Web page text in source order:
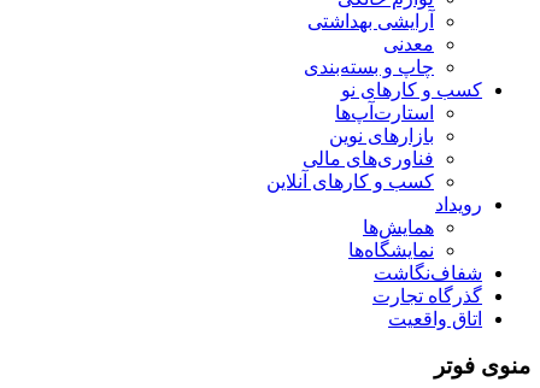
آرایشی بهداشتی
معدنی
چاپ و بسته‌بندی
کسب و کارهای نو
استارت‌آپ‌ها
بازارهای نوین
فناوری‌های مالی
کسب و کارهای آنلاین
رویداد
همایش‌ها
نمایشگاه‌ها
شفاف‌نگاشت
گذرگاه تجارت
اتاق واقعیت
منوی فوتر